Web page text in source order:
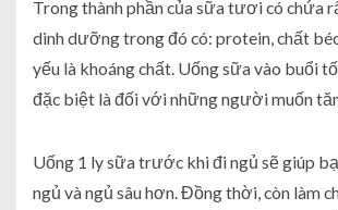
Trong thành phần của sữa tươi có chứa
dinh dưỡng trong đó có: protein, chất
yếu là khoáng chất. Uống sữa vào buổi
đặc biệt là đối với những người muốn
Uống 1 ly sữa trước khi đi ngủ sẽ giúp
ngủ và ngủ sâu hơn. Đồng thời, còn làm